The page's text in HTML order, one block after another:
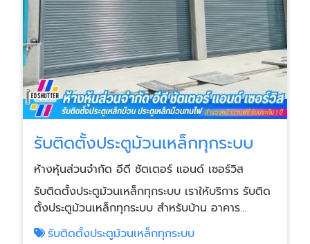
รับติดตั้งประตูม้วนเหล็กทุกระบบ
ห้างหุ้นส่วนจำกัด อีดี ชัตเตอร์ แอนด์ เซอร์วิส
รับติดตั้งประตูม้วนเหล็กทุกระบบ เราให้บริการ รับติด
ตั้งประตูม้วนเหล็กทุกระบบ สำหรับบ้าน อาคาร
พาณิชย์ โรงงาน โกดัง ร้านค้า และคลังสินค้า โดยทีม
รับติดตั้งประตูม้วนเหล็กทุกระบบ